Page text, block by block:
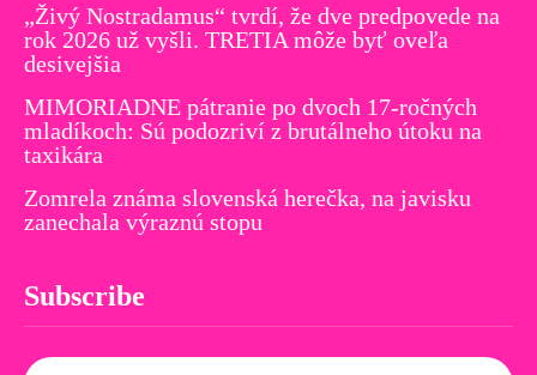
„Živý Nostradamus“ tvrdí, že dve predpovede na
rok 2026 už vyšli. TRETIA môže byť oveľa
desivejšia
MIMORIADNE pátranie po dvoch 17-ročných
mladíkoch: Sú podozriví z brutálneho útoku na
taxikára
Zomrela známa slovenská herečka, na javisku
zanechala výraznú stopu
Subscribe